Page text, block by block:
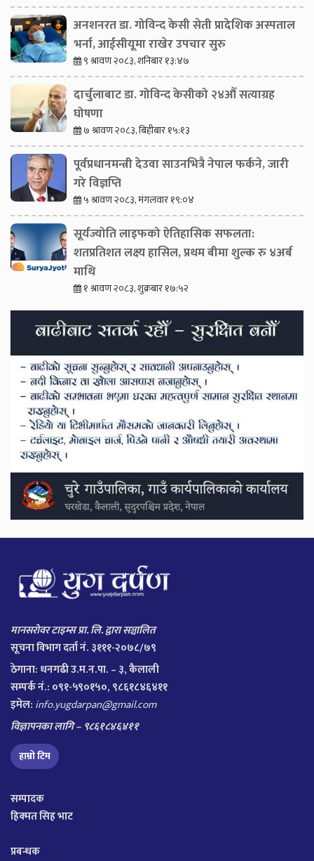
अनशनरत डा. गोविन्द केसी सेती प्रादेशिक अस्पताल
भर्ना, आईसीयूमा राखेर उपचार सुरु
९ श्रावण २०८३, शनिबार १३:४७
दार्चुलाबाट डा. गोविन्द केसीको २४औँ सत्याग्रह
घोषणा
७ श्रावण २०८३, बिहीबार १५:१३
पूर्वप्रधानमन्त्री देउवा साउनभित्रै नेपाल फर्कने, जारी
गरे विज्ञप्ति
५ श्रावण २०८३, मंगलवार १९:०४
सूर्यज्योति लाइफको ऐतिहासिक सफलता:
शतप्रतिशत लक्ष्य हासिल, प्रथम बीमा शुल्क रु ४अर्ब
माथि
१ श्रावण २०८३, शुक्रबार १७:५२
मानसरोवर टाइम्स प्रा. लि. द्वारा सञ्चालित
सूचना विभाग दर्ता नं. ३१११-२०७८/७९
ठेगाना: धनगढी उ.म.न.पा. – ३, कैलाली
सम्पर्क नं.: ०९१-५९०१५०, ९८६१८४६४११
इमेल: info.yugdarpan@gmail.com
विज्ञापनका लागि – ९८६१८४६४११
हाम्रो टिम
सम्पादक
हिक्मत सिह भाट
प्रबन्धक